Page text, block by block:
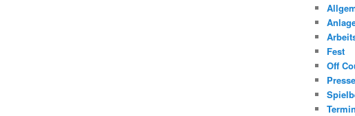
Fest
Off
Presse